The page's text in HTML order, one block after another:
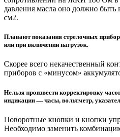
давления масла оно должно быть
см2.
Плавают показания стрелочных
или при включении нагрузок.
Скорее всего некачественный
приборов с «минусом»
Нельзя произвести корректировку
индикации — часы, вольтметр,
Поворотные кнопки и кнопки
Необходимо заменить